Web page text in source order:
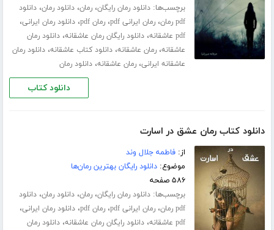
برچسب‌ها:دانلود رمان رایگان،رمان،دانلود رمان،دانلود
pdf رمان
،رمان ایرانی pdf ،رمان pdf ،دانلود رمان ایرانی،
pdf عاشقانه ،دانلود رایگان رمان عاشقانه،دانلود رمان
عاشقانه،رمان عاشقانه،دانلود کتاب عاشقانه،دانلود رمان
عاشقانه ایرانی،رمان عاشقانه،دانلود رمان
دانلود کتاب
دانلود کتاب رمان عشق در اسارت
از:فاطمه جلال‌ وند
موضوع:دانلود رایگان بهترین رمان‌ها
۵۸۶ صفحه
برچسب‌ها:دانلود رمان رایگان،رمان،دانلود رمان،دانلود
pdf رمان
،رمان ایرانی pdf ،رمان pdf ،دانلود رمان ایرانی،
pdf عاشقانه ،دانلود رایگان رمان عاشقانه،دانلود رمان